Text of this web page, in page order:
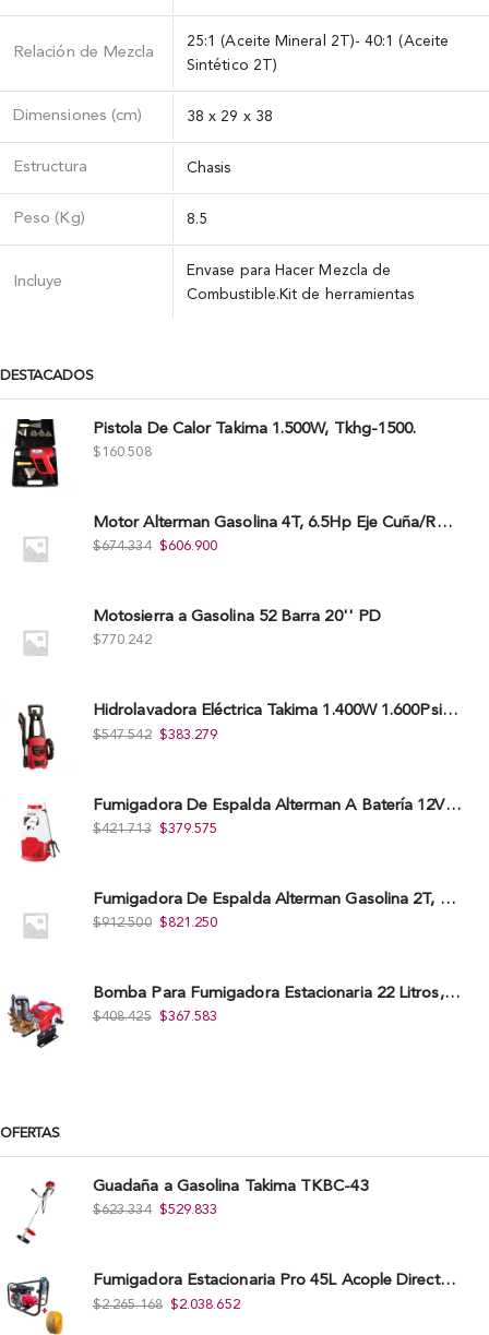
Relación de Mezcla
25:1 (Aceite Mineral 2T)- 40:1 (Aceite
Sintético 2T)
Dimensiones (cm) 38 x 29 x 38
Estructura Chasis
Peso (Kg) 8.5
Incluye
Envase para Hacer Mezcla de
Combustible.Kit de herramientas
DESTACADOS
Pistola De Calor Takima 1.500W, Tkhg-1500.
$ 160.508
Motor Alterman Gasolina 4T, 6.5Hp Eje Cuña/Rosca 3/4", Xge65K.
$674.334 $606.900
Motosierra a Gasolina 52 Barra 20'' PD
$770.242
Hidrolavadora Eléctrica Takima 1.400W 1.600Psi, Tkepw-1600-A.
$547.542 $383.279
Fumigadora De Espalda Alterman A Baterí­a 12V/12Ah, 20Litros, Xkes20.
$421.713 $379.575
Fumigadora De Espalda Alterman Gasolina 2T, 26 Cc, Bomba Nylon Libre Mantenimiento, Tf900-A.
$912.500 $821.250
Bomba Para Fumigadora Estacionaria 22 Litros, Xp22-I.
$408.425 $367.583
OFERTAS
Guadaña a Gasolina Takima TKBC-43
$623.334 $529.833
Fumigadora Estacionaria Pro 45L Acople Directo con Accesorios
$2.265.168 $2.038.652